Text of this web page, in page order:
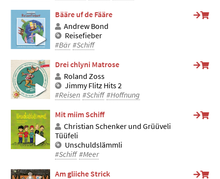
Bääre uf de Fääre
Andrew Bond
Reisefieber
#Bär #Schiff
Drei chlyni Matrose
Roland Zoss
Jimmy Flitz Hits 2
#Reisen #Schiff #Hoffnung
Mit miim Schiff
Christian Schenker und Grüüveli
Tüüfeli
Unschuldslämmli
#Schiff #Meer
Am gliiche Strick